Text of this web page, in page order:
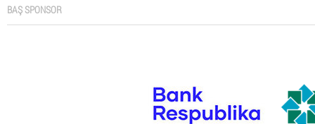
BAŞ SPONSOR